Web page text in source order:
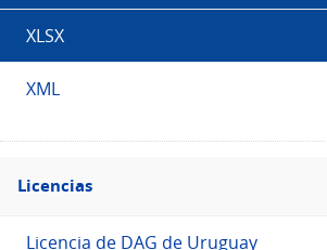
XLSX
XML
Filtro
Licencias
Licencias
Licencia de DAG de Uruguay